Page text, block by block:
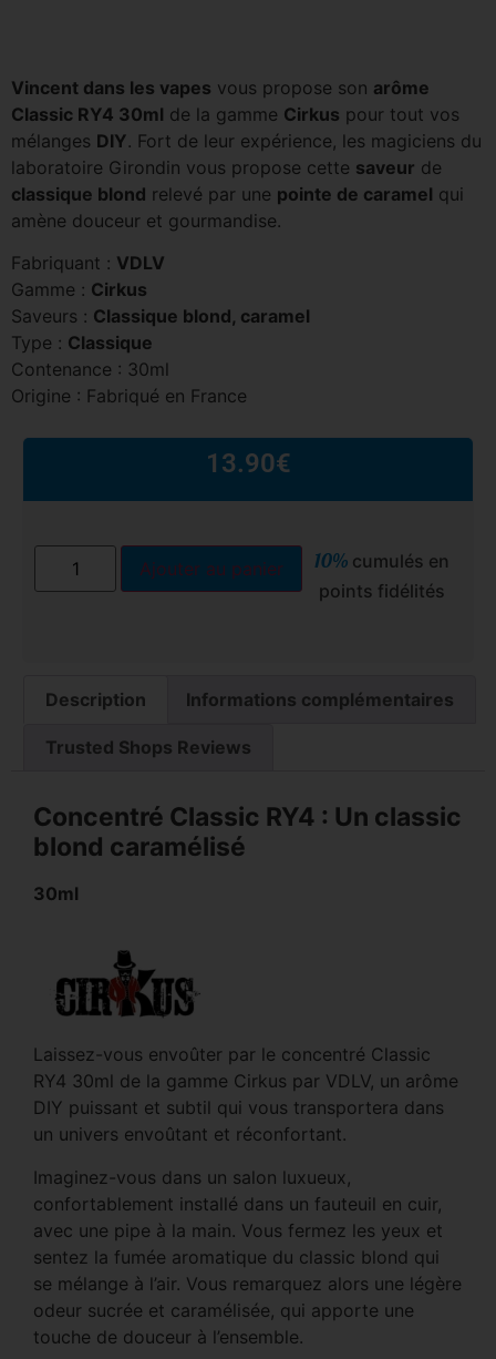
Vincent dans les vapes vous propose son arôme
Classic RY4 30ml de la gamme Cirkus pour tout vos
mélanges DIY. Fort de leur expérience, les magiciens du
laboratoire Girondin vous propose cette saveur de
classique blond relevé par une pointe de caramel qui
amène douceur et gourmandise.
Fabriquant : VDLV
Gamme : Cirkus
Saveurs : Classique blond, caramel
Type : Classique
Contenance : 30ml
Origine : Fabriqué en France
13.90€
Ajouter au panier 10% cumulés en
points fidélités
Description Informations complémentaires
Trusted Shops Reviews
Concentré Classic RY4 : Un classic
blond caramélisé
30ml
Laissez-vous envoûter par le concentré Classic
RY4 30ml de la gamme Cirkus par VDLV, un arôme
DIY puissant et subtil qui vous transportera dans
un univers envoûtant et réconfortant.
Imaginez-vous dans un salon luxueux,
confortablement installé dans un fauteuil en cuir,
avec une pipe à la main. Vous fermez les yeux et
sentez la fumée aromatique du classic blond qui
se mélange à l’air. Vous remarquez alors une légère
odeur sucrée et caramélisée, qui apporte une
touche de douceur à l’ensemble.